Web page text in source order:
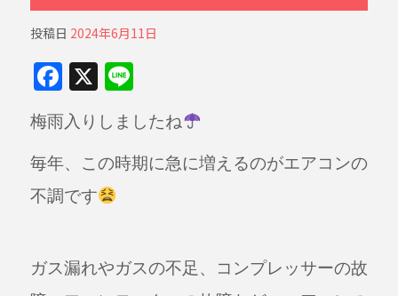
投稿日 2024年6月11日
F
a
c
e
b
o
k
X Li
n
e
梅雨入りしましたね
毎年、この時期に急に増えるのがエアコンの
不調です
ガス漏れやガスの不足、コンプレッサーの故